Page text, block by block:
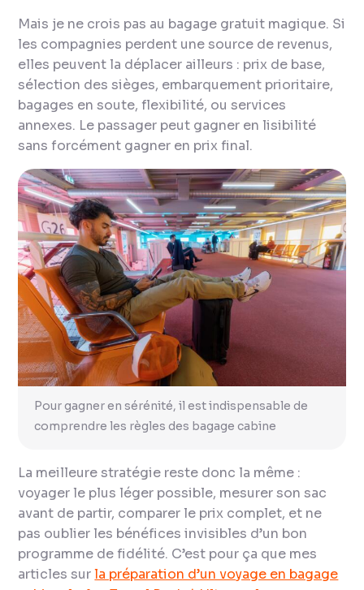
Mais je ne crois pas au bagage gratuit magique. Si
les compagnies perdent une source de revenus,
elles peuvent la déplacer ailleurs : prix de base,
sélection des sièges, embarquement prioritaire,
bagages en soute, flexibilité, ou services
annexes. Le passager peut gagner en lisibilité
sans forcément gagner en prix final.
Pour gagner en sérénité, il est indispensable de
comprendre les règles des bagage cabine
La meilleure stratégie reste donc la même :
voyager le plus léger possible, mesurer son sac
avant de partir, comparer le prix complet, et ne
pas oublier les bénéfices invisibles d’un bon
programme de fidélité. C’est pour ça que mes
articles surla préparation d’un voyage en bagage